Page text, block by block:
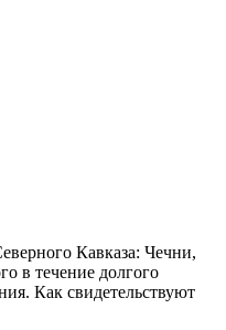
Кавказа: Чечни,
в течение долгого
Как свидетельствуют